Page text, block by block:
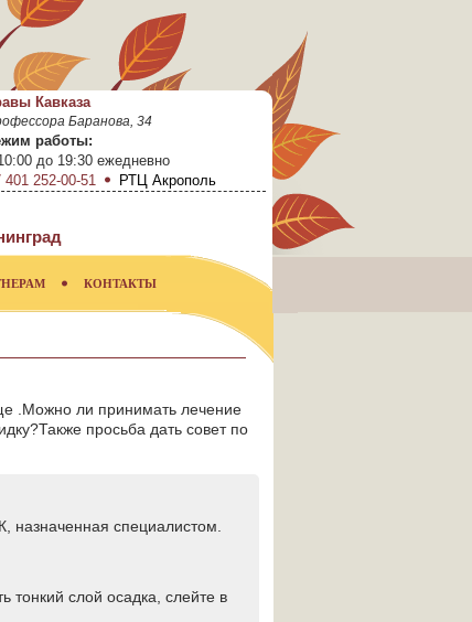
Кавказа
Баранова, 34
работы:
до 19:30 ежедневно
401 252-00-51
РТЦ Акрополь
КОНТАКТЫ
.Можно ли принимать лечение
просьба дать совет по
назначенная специалистом.
тонкий слой осадка, слейте в